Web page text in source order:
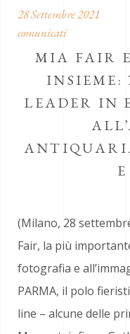
28 Settembre 2021
comunicati
MIA FAIR
INSIEME:
LEADER IN
(Milano, 28
Fair, la più
fotografia e
PARMA, il polo
line – alcune delle